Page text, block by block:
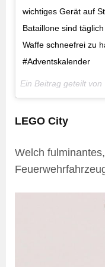
wichtiges Gerät auf
Bataillone sind
Waffe schneefrei zu
#Adventskalender
Ein Beitrag geteilt von
LEGO City
Welch